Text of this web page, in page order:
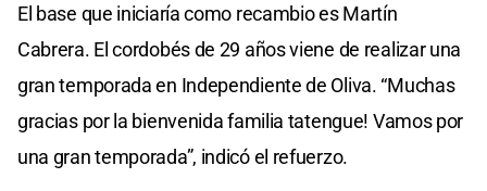
El base que iniciaría como recambio es Martín
Cabrera. El cordobés de 29 años viene de realizar una
gran temporada en Independiente de Oliva. “Muchas
gracias por la bienvenida familia tatengue! Vamos por
una gran temporada”, indicó el refuerzo.